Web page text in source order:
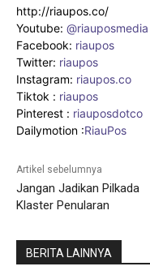
http://riaupos.co/
Youtube: @riauposmedia
Facebook: riaupos
Twitter: riaupos
Instagram: riaupos.co
Tiktok : riaupos
Pinterest : riauposdotco
Dailymotion :RiauPos
Artikel sebelumnya
Jangan Jadikan Pilkada
Klaster Penularan
BERITA LAINNYA